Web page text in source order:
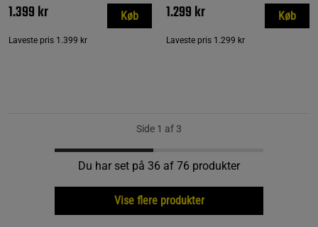
1.399 kr
Laveste pris 1.399 kr
Køb 1.299 kr
Laveste pris 1.299 kr
Køb
Side 1 af 3
Du har set på 36 af 76 produkter
Vise flere produkter